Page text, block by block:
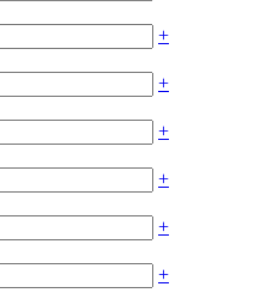
+
+
+
+
+
+